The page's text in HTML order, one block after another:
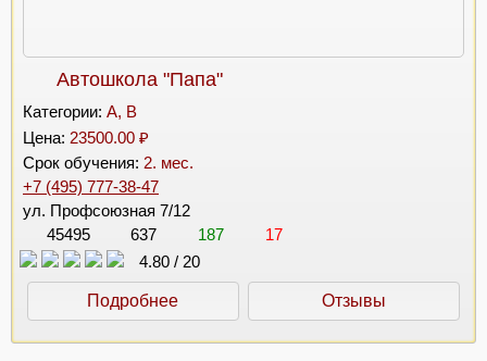
Автошкола "Папа"
Категории: A, B
Цена: 23500.00 ₽
Срок обучения: 2. мес.
+7 (495) 777-38-47
ул. Профсоюзная 7/12
45495
637 187
17
4.80 / 20
Подробнее Отзывы